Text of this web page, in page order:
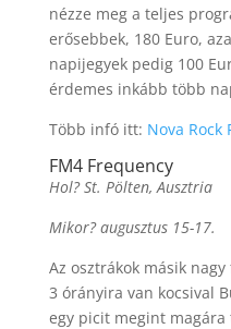
nézze meg a teljes
erősebbek, 180 Euro,
napijegyek pedig 100
érdemes inkább több
Több infó itt: Nova Rock
FM4 Frequency
Hol? St. Pölten, Ausztria
Mikor? augusztus 15-17.
Az osztrákok másik
3 órányira van kocsival
egy picit megint